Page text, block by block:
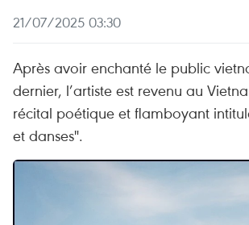
21/07/2025 03:30
Après avoir enchanté le public
dernier, l’artiste est revenu au
récital poétique et flamboyant
et danses".